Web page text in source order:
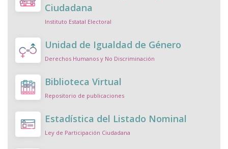
Ciudadana
Instituto Estatal Electoral
Unidad de Igualdad de Género
Derechos Humanos y No Discriminación
Biblioteca Virtual
Repositorio de publicaciones
Estadística del Listado Nominal
Ley de Participación Ciudadana